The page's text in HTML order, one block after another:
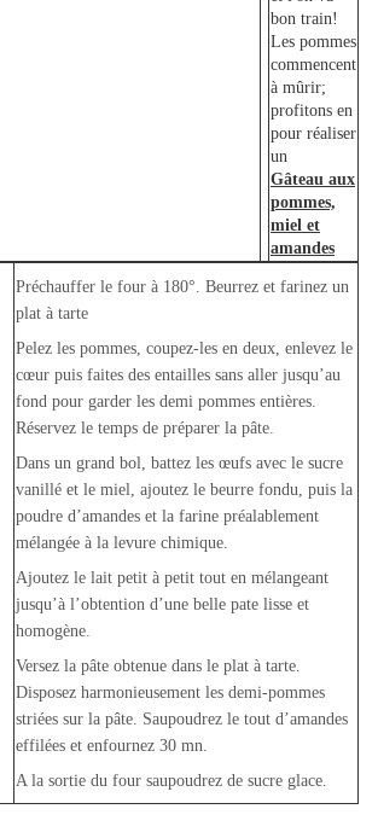
bon train!
Les pommes
commencent
à mûrir;
profitons en
pour réaliser
un
Gâteau aux
pommes,
miel et
amandes
Préchauffer le four à 180°. Beurrez et farinez un
plat à tarte
Pelez les pommes, coupez-les en deux, enlevez le
cœur puis faites des entailles sans aller jusqu’au
fond pour garder les demi pommes entières.
Réservez le temps de préparer la pâte.
Dans un grand bol, battez les œufs avec le sucre
vanillé et le miel, ajoutez le beurre fondu, puis la
poudre d’amandes et la farine préalablement
mélangée à la levure chimique.
Ajoutez le lait petit à petit tout en mélangeant
jusqu’à l’obtention d’une belle pate lisse et
homogène.
Versez la pâte obtenue dans le plat à tarte.
Disposez harmonieusement les demi-pommes
striées sur la pâte. Saupoudrez le tout d’amandes
effilées et enfournez 30 mn.
A la sortie du four saupoudrez de sucre glace.